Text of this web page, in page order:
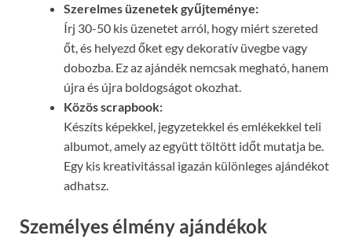
Szerelmes üzenetek gyűjteménye:
Írj 30-50 kis üzenetet arról, hogy miért szereted
őt, és helyezd őket egy dekoratív üvegbe vagy
dobozba. Ez az ajándék nemcsak megható, hanem
újra és újra boldogságot okozhat.
Közös scrapbook:
Készíts képekkel, jegyzetekkel és emlékekkel teli
albumot, amely az együtt töltött időt mutatja be.
Egy kis kreativitással igazán különleges ajándékot
adhatsz.
Személyes élmény ajándékok